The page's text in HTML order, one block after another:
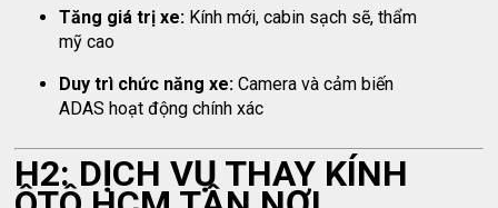
Tăng giá trị xe: Kính mới, cabin sạch sẽ, thẩm
mỹ cao
Duy trì chức năng xe: Camera và cảm biến
ADAS hoạt động chính xác
H2: DỊCH VỤ THAY KÍNH